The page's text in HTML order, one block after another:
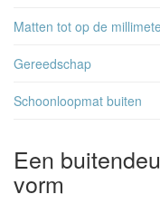
Een
vorm
Matten tot op de
Gereedschap
Schoonloopmat buiten